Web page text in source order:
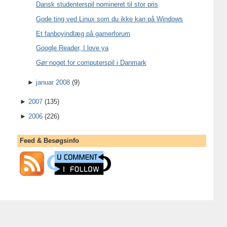
Dansk studenterspil nomineret til stor pris
Gode ting ved Linux som du ikke kan på Windows
Et fanboyindlæg på gamerforum
Google Reader, I love ya
Gør noget for computerspil i Danmark
►januar 2008 (9)
► 2007 (135)
► 2006 (226)
Feed & Besøgsinfo